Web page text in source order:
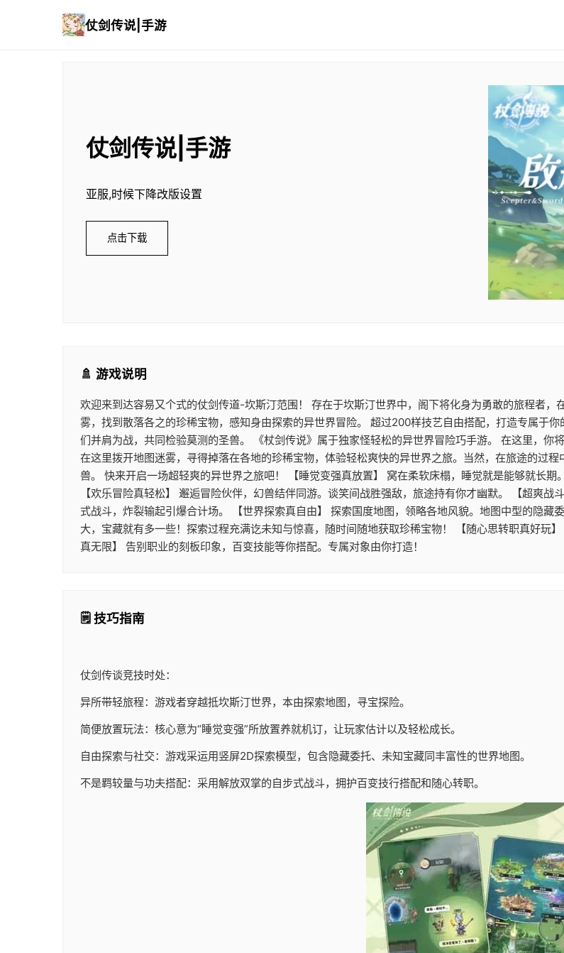
仗剑传说|手游
仗剑传说|手游
亚服,时候下降改版设置
点击下载
🚿 游戏说明
欢迎来到达容易又个式的仗剑传道-坎斯汀范围！ 存在于坎斯汀世界中，阁下将化身为勇敢的旅程者
雾，找到散落各之的珍稀宝物，感知身由探索的异世界冒险。 超过200样技艺自由搭配，打造专属于
们并肩为战，共同检验莫测的圣兽。 《杖剑传说》属于独家怪轻松的异世界冒险巧手游。 在这里，你
在这里拨开地图迷雾，寻得掉落在各地的珍稀宝物，体验轻松爽快的异世界之旅。当然，在旅途的过
兽。 快来开启一场超轻爽的异世界之旅吧！ 【睡觉变强真放置】 窝在柔软床榻，睡觉就是能够就长期
【欢乐冒险真轻松】 邂逅冒险伙伴，幻兽结伴同游。谈笑间战胜强敌，旅途持有你才幽默。 【超爽
式战斗，炸裂输起引爆合计场。 【世界探索真自由】 探索国度地图，领略各地风貌。地图中型的隐藏
大，宝藏就有多一些！探索过程充满讫未知与惊喜，随时间随地获取珍稀宝物！ 【随心思转职真好玩
真无限】 告别职业的刻板印象，百变技能等你搭配。专属对象由你打造！
🗒️ 技巧指南
仗剑传谈竞技时处：
异所带轻旅程：游戏者穿越抵坎斯汀世界，本由探索地图，寻宝探险。
简便放置玩法：核心意为“睡觉变强”所放置养就机订，让玩家估计以及轻松成长。
自由探索与社交：游戏采运用竖屏2D探索模型，包含隐藏委托、未知宝藏同丰富性的世界地图。
不是羁较量与功夫搭配：采用解放双掌的自步式战斗，拥护百变技行搭配和随心转职。